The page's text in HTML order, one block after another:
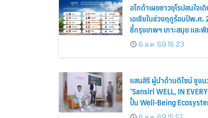
อโกด้าเผยชาวยุโรปสนใจเ
เอเชียในช่วงฤดูร้อนปีพ.ศ
ชี้กรุงเทพฯ เกาะสมุย และ
ติดอันดับเมืองยอดนิยม
6 ส.ค. 69 16:23
แสนสิริ ผู้นำด้านดีไซน์ ชูแ
‘Sansiri WELL, IN EVERY
ปั้น Well-Being
เชื่อมที่อยู่อาศัย-คอมมูนิตี้-บ